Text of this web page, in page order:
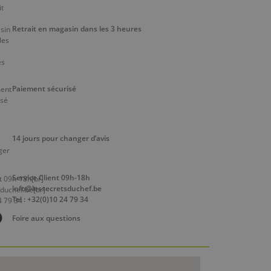
Retrait en magasin dans les 3 heures
Paiement sécurisé
14 jours pour changer d’avis
Service Client 09h-18h
info@lessecretsduchef.be
Tel : +32(0)10 24 79 34
Foire aux questions